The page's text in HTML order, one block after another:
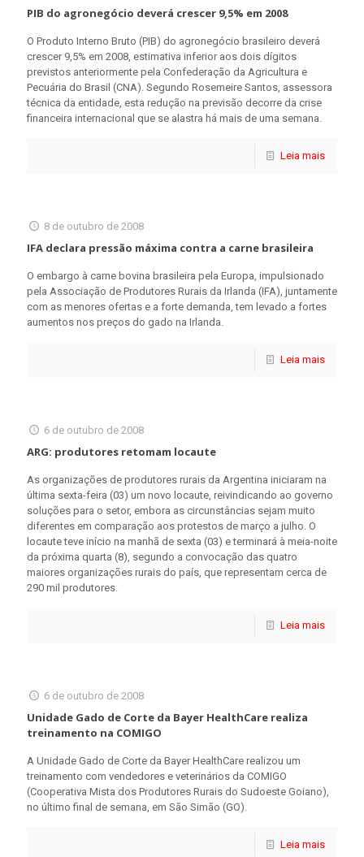
PIB do agronegócio deverá crescer 9,5% em 2008
O Produto Interno Bruto (PIB) do agronegócio brasileiro deverá
crescer 9,5% em 2008, estimativa inferior aos dois dígitos
previstos anteriormente pela Confederação da Agricultura e
Pecuária do Brasil (CNA). Segundo Rosemeire Santos, assessora
técnica da entidade, esta redução na previsão decorre da crise
financeira internacional que se alastra há mais de uma semana.
Leia mais
8 de outubro de 2008
IFA declara pressão máxima contra a carne brasileira
O embargo à carne bovina brasileira pela Europa, impulsionado
pela Associação de Produtores Rurais da Irlanda (IFA), juntamente
com as menores ofertas e a forte demanda, tem levado a fortes
aumentos nos preços do gado na Irlanda.
Leia mais
6 de outubro de 2008
ARG: produtores retomam locaute
As organizações de produtores rurais da Argentina iniciaram na
última sexta-feira (03) um novo locaute, reivindicando ao governo
soluções para o setor, embora as circunstâncias sejam muito
diferentes em comparação aos protestos de março a julho. O
locaute teve início na manhã de sexta (03) e terminará à meia-noite
da próxima quarta (8), segundo a convocação das quatro
maiores organizações rurais do país, que representam cerca de
290 mil produtores.
Leia mais
6 de outubro de 2008
Unidade Gado de Corte da Bayer HealthCare realiza
treinamento na COMIGO
A Unidade Gado de Corte da Bayer HealthCare realizou um
treinamento com vendedores e veterinários da COMIGO
(Cooperativa Mista dos Produtores Rurais do Sudoeste Goiano),
no último final de semana, em São Simão (GO).
Leia mais